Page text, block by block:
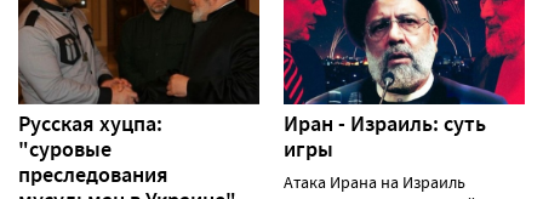
Русская хуцпа:
"суровые
преследования
Иран - Израиль: суть
игры
Атака Ирана на Израиль